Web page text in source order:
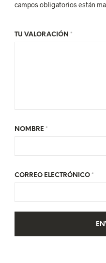
campos obligatorios están
TU VALORACIÓN *
NOMBRE *
CORREO ELECTRÓNICO *